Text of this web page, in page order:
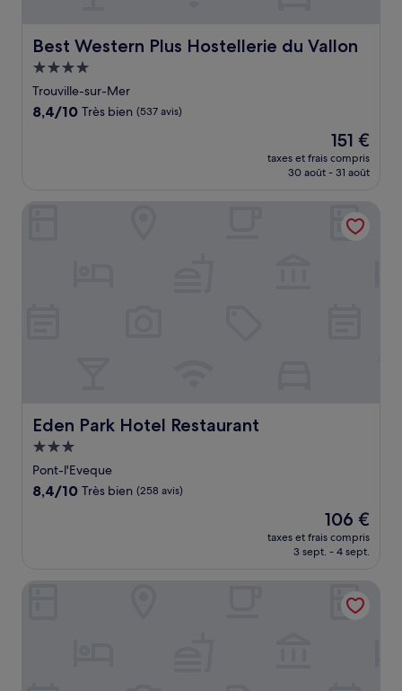
Best Western Plus Hostellerie du Vallon
Best Western Plus Hostellerie du Vallon
Hébergement
4.0 étoiles
Trouville-sur-Mer
8.4
8,4/10 Très bien (537 avis)
Le
nouveau
prix
de
151 €
151 €
taxes et frais compris
30 août - 31 août
Eden Park Hotel Restaurant
Eden Park Hotel Restaurant
Hébergement
3.0 étoiles
Pont-l'Eveque
8.4
8,4/10 Très bien (258 avis)
Le
nouveau
prix
de
106 €
106 €
taxes et frais compris
3 sept. - 4 sept.